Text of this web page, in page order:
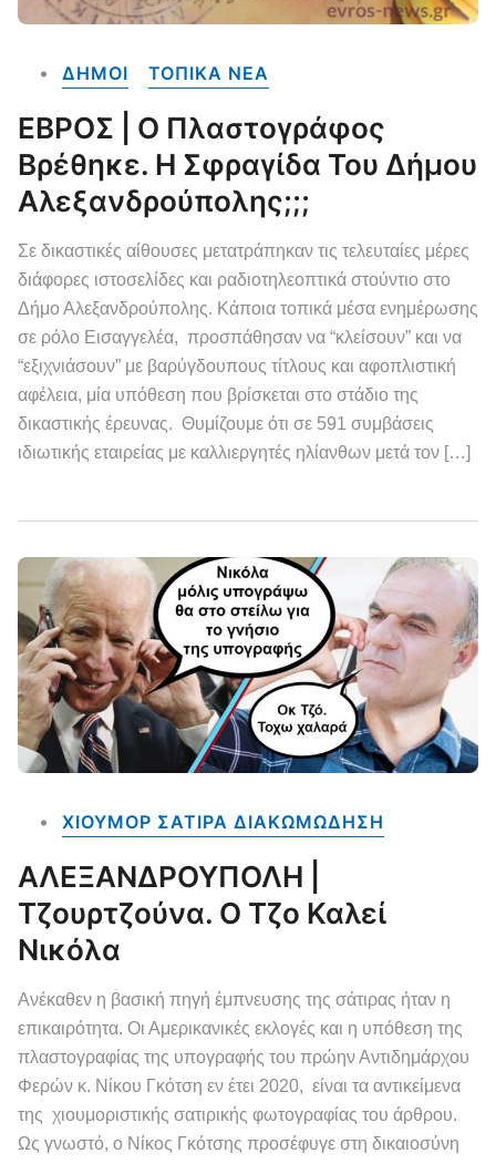
ΔΗΜΟΙ ΤΟΠΙΚΑ NEA
ΕΒΡΟΣ | Ο Πλαστογράφος
Βρέθηκε. Η Σφραγίδα Του Δήμου
Αλεξανδρούπολης;;;
Σε δικαστικές αίθουσες μετατράπηκαν τις τελευταίες μέρες
διάφορες ιστοσελίδες και ραδιοτηλεοπτικά στούντιο στο
Δήμο Αλεξανδρούπολης. Κάποια τοπικά μέσα ενημέρωσης
σε ρόλο Εισαγγελέα, προσπάθησαν να “κλείσουν” και να
“εξιχνιάσουν” με βαρύγδουπους τίτλους και αφοπλιστική
αφέλεια, μία υπόθεση που βρίσκεται στο στάδιο της
δικαστικής έρευνας. Θυμίζουμε ότι σε 591 συμβάσεις
ιδιωτικής εταιρείας με καλλιεργητές ηλίανθων μετά τον […]
ΧΙΟΥΜΟΡ ΣΑΤΙΡΑ ΔΙΑΚΩΜΩΔΗΣΗ
ΑΛΕΞΑΝΔΡΟΥΠΟΛΗ |
Τζουρτζούνα. Ο Τζο Καλεί
Νικόλα
Ανέκαθεν η βασική πηγή έμπνευσης της σάτιρας ήταν η
επικαιρότητα. Οι Αμερικανικές εκλογές και η υπόθεση της
πλαστογραφίας της υπογραφής του πρώην Αντιδημάρχου
Φερών κ. Νίκου Γκότση εν έτει 2020, είναι τα αντικείμενα
της χιουμοριστικής σατιρικής φωτογραφίας του άρθρου.
Ως γνωστό, ο Νίκος Γκότσης προσέφυγε στη δικαιοσύνη